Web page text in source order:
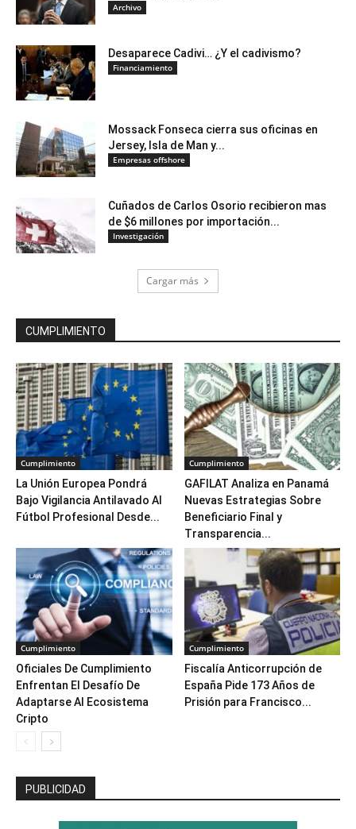
Archivo
Desaparece Cadivi… ¿Y el cadivismo?
Financiamiento
Mossack Fonseca cierra sus oficinas en
Jersey, Isla de Man y...
Empresas offshore
Cuñados de Carlos Osorio recibieron mas
de $6 millones por importación...
Investigación
Cargar más
CUMPLIMIENTO
Cumplimiento
La Unión Europea Pondrá
Bajo Vigilancia Antilavado Al
Fútbol Profesional Desde...
Cumplimiento
GAFILAT Analiza en Panamá
Nuevas Estrategias Sobre
Beneficiario Final y
Transparencia...
Cumplimiento
Oficiales De Cumplimiento
Enfrentan El Desafío De
Adaptarse Al Ecosistema
Cripto
Cumplimiento
Fiscalía Anticorrupción de
España Pide 173 Años de
Prisión para Francisco...
PUBLICIDAD